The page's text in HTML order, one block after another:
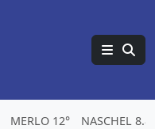
MERLO 12° NASCHEL 8.8°